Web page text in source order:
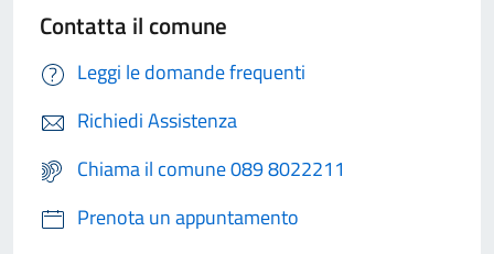
Contatta il comune
Leggi le domande frequenti
Richiedi Assistenza
Chiama il comune 089 8022211
Prenota un appuntamento